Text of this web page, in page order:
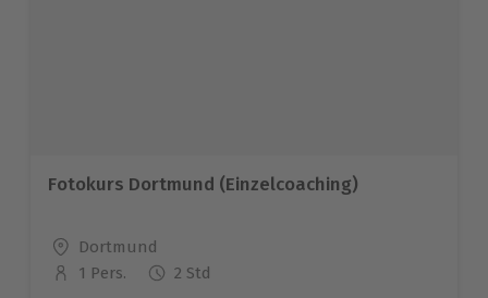
Fotokurs Dortmund (Einzelcoaching)
Standort
Dortmund
Anzahl der Teilnehmer
1 Pers. 2 Std